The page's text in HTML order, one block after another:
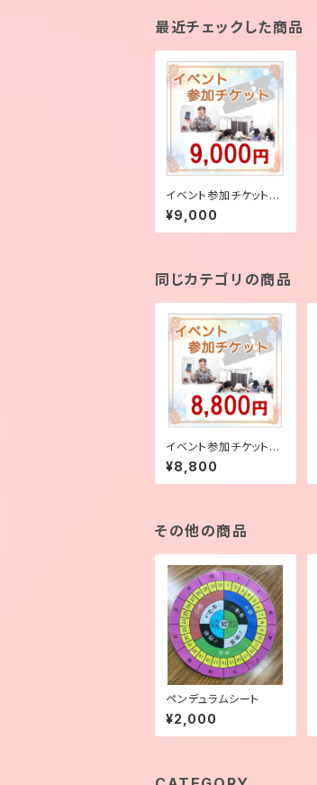
最近チェックした商品
イベント参加チケット
【9,000円】
¥9,000
同じカテゴリの商品
イベント参加チケット
【8,800円】
¥8,800
その他の商品
ペンデュラムシート
¥2,000